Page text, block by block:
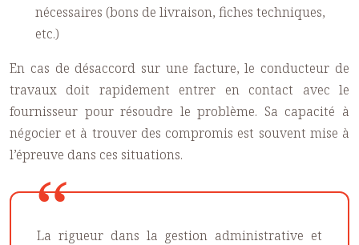
nécessaires (bons de livraison, fiches techniques,
etc.)
En cas de désaccord sur une facture, le conducteur de
travaux doit rapidement entrer en contact avec le
fournisseur pour résoudre le problème. Sa capacité à
négocier et à trouver des compromis est souvent mise à
l’épreuve dans ces situations.
La rigueur dans la gestion administrative et